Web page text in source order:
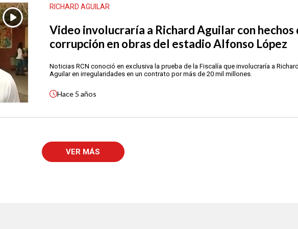
RICHARD AGUILAR
Video involucraría a Richard Aguilar con hechos
corrupción en obras del estadio Alfonso López
Noticias RCN conoció en exclusiva la prueba de la Fiscalía que involucraría a
Aguilar en irregularidades en un contrato por más de 20 mil millones.
Hace 5 años
VER MÁS